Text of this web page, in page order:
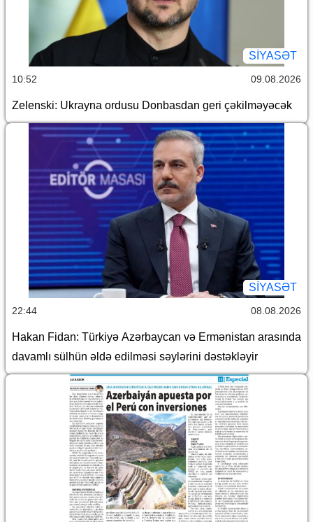
SİYASƏT
10:52 09.08.2026
Zelenski: Ukrayna ordusu Donbasdan geri çəkilməyəcək
SİYASƏT
22:44 08.08.2026
Hakan Fidan: Türkiyə Azərbaycan və Ermənistan arasında
davamlı sülhün əldə edilməsi səylərini dəstəkləyir